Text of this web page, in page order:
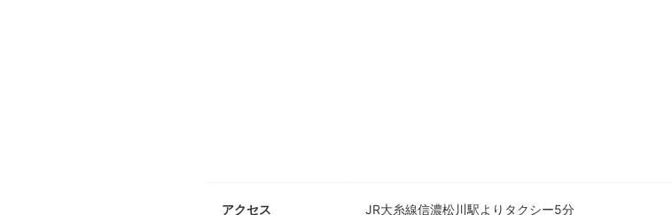
アクセス JR大糸線信濃松川駅よりタクシー5分